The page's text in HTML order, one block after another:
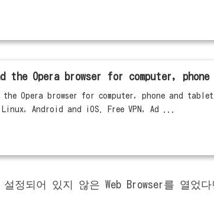
the Opera browser for computer,
the Opera browser for computer, phone and
Linux, Android and iOS. Free VPN, Ad ...
정되어 있지 않은 Web Browser를 열었